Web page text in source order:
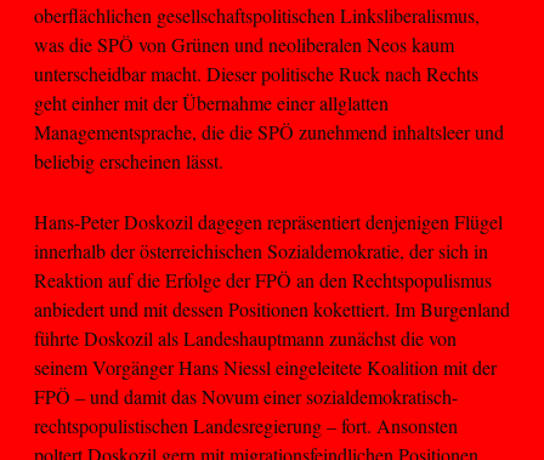
oberflächlichen gesellschaftspolitischen Linksliberalismus,
was die SPÖ von Grünen und neoliberalen Neos kaum
unterscheidbar macht. Dieser politische Ruck nach Rechts
geht einher mit der Übernahme einer allglatten
Managementsprache, die die SPÖ zunehmend inhaltsleer und
beliebig erscheinen lässt.
Hans-Peter Doskozil dagegen repräsentiert denjenigen Flügel
innerhalb der österreichischen Sozialdemokratie, der sich in
Reaktion auf die Erfolge der FPÖ an den Rechtspopulismus
anbiedert und mit dessen Positionen kokettiert. Im Burgenland
führte Doskozil als Landeshauptmann zunächst die von
seinem Vorgänger Hans Niessl eingeleitete Koalition mit der
FPÖ – und damit das Novum einer sozialdemokratisch-
rechtspopulistischen Landesregierung – fort. Ansonsten